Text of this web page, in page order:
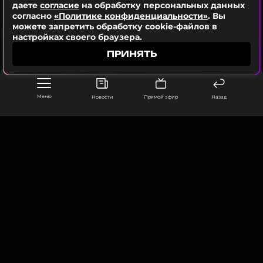
Меню Новости Прямой эфир Назад
ПОДПИСАТЬСЯ
ССЫЛКА
даете согласие на обработку персональных данных
согласно «Политике конфиденциальности». Вы
можете запретить обработку cookie-файлов в
настройках своего браузера.
ПРИНЯТЬ